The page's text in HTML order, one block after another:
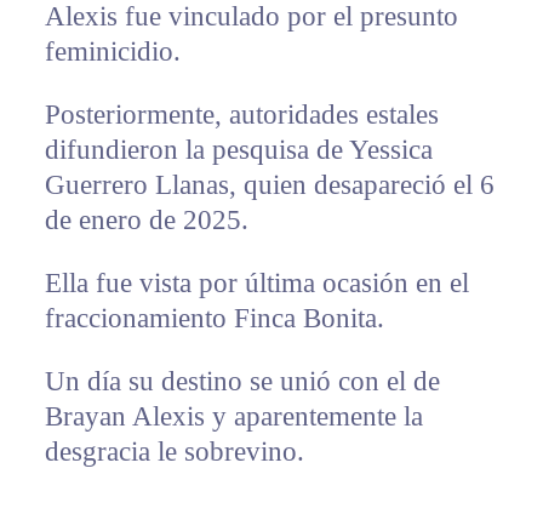
Alexis fue vinculado por el presunto
feminicidio.
Posteriormente, autoridades estales
difundieron la pesquisa de Yessica
Guerrero Llanas, quien desapareció el 6
de enero de 2025.
Ella fue vista por última ocasión en el
fraccionamiento Finca Bonita.
Un día su destino se unió con el de
Brayan Alexis y aparentemente la
desgracia le sobrevino.